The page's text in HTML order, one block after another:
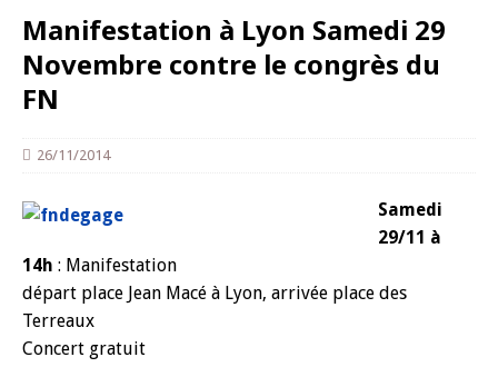
Manifestation à Lyon Samedi 29
Novembre contre le congrès du
FN
26/11/2014
Samedi
29/11 à
14h : Manifestation
départ place Jean Macé à Lyon, arrivée place des
Terreaux
Concert gratuit